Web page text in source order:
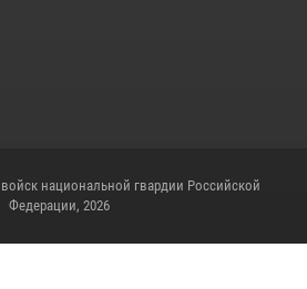
национальной гвардии Российской
Федерации, 2026